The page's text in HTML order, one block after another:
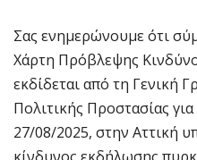
Σας ενημερώνουμε ότι
Χάρτη Πρόβλεψης
εκδίδεται από τη Γενική
Πολιτικής Προστασίας
27/08/2025, στην Αττική